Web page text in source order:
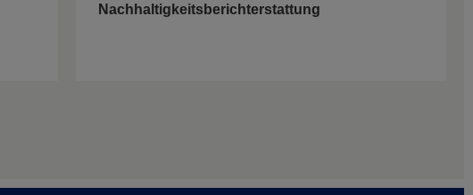
Nachhaltigkeitsberichterstattung